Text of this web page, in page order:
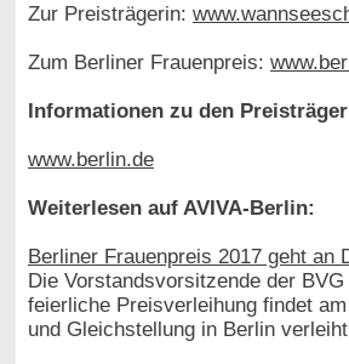
Zur Preisträgerin:
Zum Berliner Frauenpreis:
Informationen zu den
www.berlin.de
Weiterlesen auf AVIVA-Berlin:
Berliner Frauenpreis 2017 geht an
Die Vorstandsvorsitzende der
feierliche Preisverleihung findet
und Gleichstellung in Berlin